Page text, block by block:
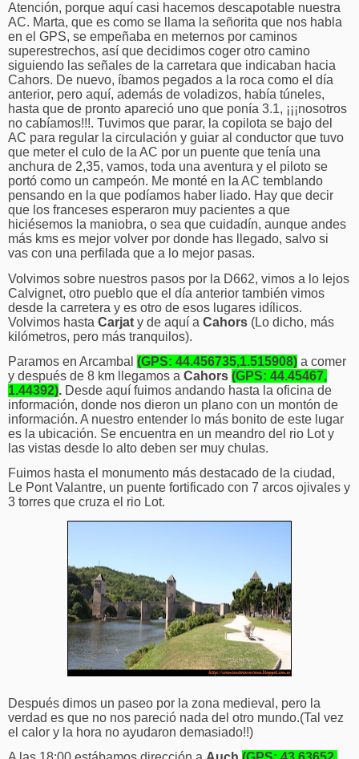
Atención, porque aquí casi hacemos descapotable nuestra
AC. Marta, que es como se llama la señorita que nos habla
en el GPS, se empeñaba en meternos por caminos
superestrechos, así que decidimos coger otro camino
siguiendo las señales de la carretara que indicaban hacia
Cahors. De nuevo, íbamos pegados a la roca como el día
anterior, pero aquí, además de voladizos, había túneles,
hasta que de pronto apareció uno que ponía 3.1, ¡¡¡nosotros
no cabíamos!!!. Tuvimos que parar, la copilota se bajo del
AC para regular la circulación y guiar al conductor que tuvo
que meter el culo de la AC por un puente que tenía una
anchura de 2,35, vamos, toda una aventura y el piloto se
portó como un campeón. Me monté en la AC temblando
pensando en la que podíamos haber liado. Hay que decir
que los franceses esperaron muy pacientes a que
hiciésemos la maniobra, o sea que cuidadín, aunque andes
más kms es mejor volver por donde has llegado, salvo si
vas con una perfilada que a lo mejor pasas.
Volvimos sobre nuestros pasos por la D662, vimos a lo lejos
Calvignet, otro pueblo que el día anterior también vimos
desde la carretera y es otro de esos lugares idílicos.
Volvimos hasta Carjat y de aquí a Cahors (Lo dicho, más
kilómetros, pero más tranquilos).
Paramos en Arcambal (GPS: 44.456735,1.515908) a comer
y después de 8 km llegamos a Cahors (GPS: 44.45467,
1.44392). Desde aquí fuimos andando hasta la oficina de
información, donde nos dieron un plano con un montón de
información. A nuestro entender lo más bonito de este lugar
es la ubicación. Se encuentra en un meandro del rio Lot y
las vistas desde lo alto deben ser muy chulas.
Fuimos hasta el monumento más destacado de la ciudad,
Le Pont Valantre, un puente fortificado con 7 arcos ojivales y
3 torres que cruza el rio Lot.
Después dimos un paseo por la zona medieval, pero la
verdad es que no nos pareció nada del otro mundo.(Tal vez
el calor y la hora no ayudaron demasiado!!)